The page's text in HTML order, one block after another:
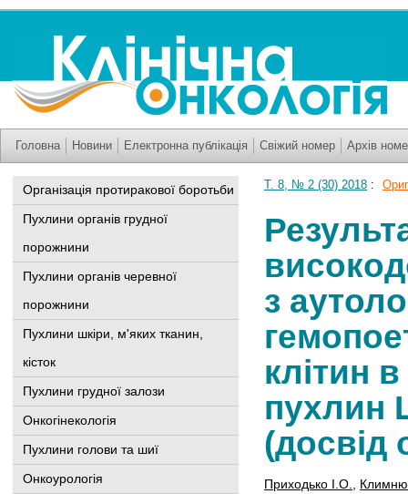
Головна Новини Електронна публікація Свіжий номер Архів
Організація протиракової боротьби
Пухлини органів грудної
порожнини
Пухлини органів черевної
порожнини
Пухлини шкіри, м'яких тканин,
кісток
Пухлини грудної залози
Онкогінекологія
Пухлини голови та шиї
Онкоурологія
Т. 8, № 2 (30) 2018 :
з
клітин
пухлин
(досвід
Приходько І.О.